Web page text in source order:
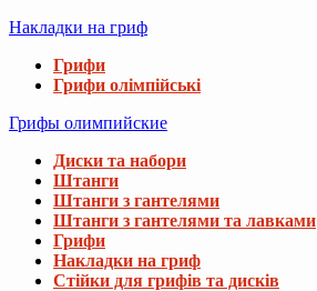
Накладки на гриф
Грифи
Грифи олімпійські
Грифы олимпийские
Диски та набори
Штанги
Штанги з гантелями
Штанги з гантелями та лавками
Грифи
Накладки на гриф
Стійки для грифів та дисків